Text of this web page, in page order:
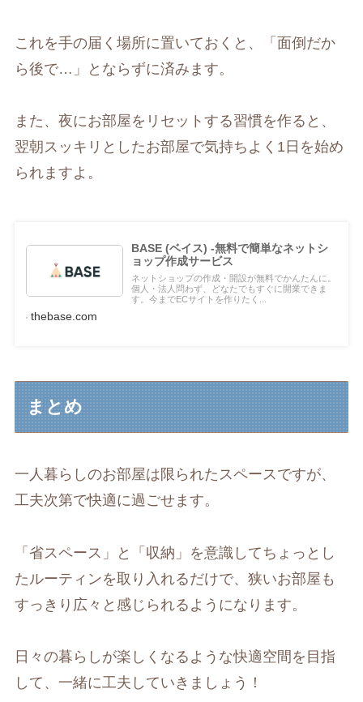
これを手の届く場所に置いておくと、「面倒だか
ら後で…」とならずに済みます。
また、夜にお部屋をリセットする習慣を作ると、
翌朝スッキリとしたお部屋で気持ちよく1日を始め
られますよ。
BASE (ベイス) -無料で簡単なネットシ
ョップ作成サービス
ネットショップの作成・開設が無料でかんたんに。
個人・法人問わず、どなたでもすぐに開業できま
す。今までECサイトを作りたく...
thebase.com
まとめ
一人暮らしのお部屋は限られたスペースですが、
工夫次第で快適に過ごせます。
「省スペース」と「収納」を意識してちょっとし
たルーティンを取り入れるだけで、狭いお部屋も
すっきり広々と感じられるようになります。
日々の暮らしが楽しくなるような快適空間を目指
して、一緒に工夫していきましょう！